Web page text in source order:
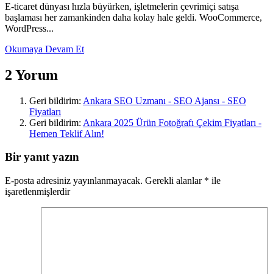
E-ticaret dünyası hızla büyürken, işletmelerin çevrimiçi satışa
başlaması her zamankinden daha kolay hale geldi. WooCommerce,
WordPress...
Okumaya Devam Et
2 Yorum
Geri bildirim: Ankara SEO Uzmanı - SEO Ajansı - SEO
Fiyatları
Geri bildirim: Ankara 2025 Ürün Fotoğrafı Çekim Fiyatları -
Hemen Teklif Alın!
Bir yanıt yazın
E-posta adresiniz yayınlanmayacak. Gerekli alanlar * ile
işaretlenmişlerdir